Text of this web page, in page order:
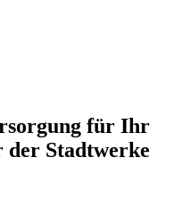
für Ihr
der Stadtwerke